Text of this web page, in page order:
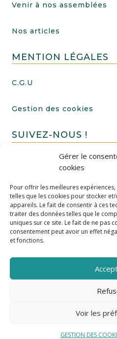
Gérer le
cookies
Pour offrir les meilleures
telles que les cookies pour stocker
appareils. Le fait de consentir à ces
traiter des données telles que le
uniques sur ce site. Le fait de ne pas
consentement peut avoir un effet
et fonctions.
Voir les
GESTION DES
Venir à nos assemblées
Nos articles
MENTION LÉGALES
C.G.U
Gestion des cookies
SUIVEZ-NOUS !
FAIRE UN DON